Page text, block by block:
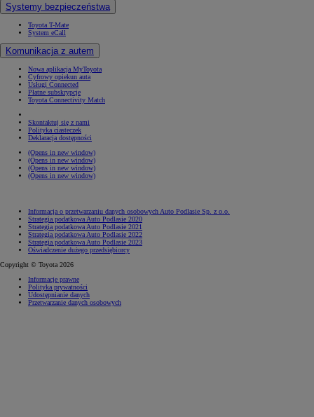
Systemy bezpieczeństwa
Toyota T-Mate
System eCall
Komunikacja z autem
Nowa aplikacja MyToyota
Cyfrowy opiekun auta
Usługi Connected
Płatne subskrypcje
Toyota Connectivity Match
Skontaktuj się z nami
Polityka ciasteczek
Deklaracja dostępności
(Opens in new window)
(Opens in new window)
(Opens in new window)
(Opens in new window)
Informacja o przetwarzaniu danych osobowych Auto Podlasie Sp. z o.o.
Strategia podatkowa Auto Podlasie 2020
Strategia podatkowa Auto Podlasie 2021
Strategia podatkowa Auto Podlasie 2022
Strategia podatkowa Auto Podlasie 2023
Oświadczenie dużego przedsiębiorcy
Copyright © Toyota 2026
Informacje prawne
Polityka prywatności
Udostępnianie danych
Przetwarzanie danych osobowych